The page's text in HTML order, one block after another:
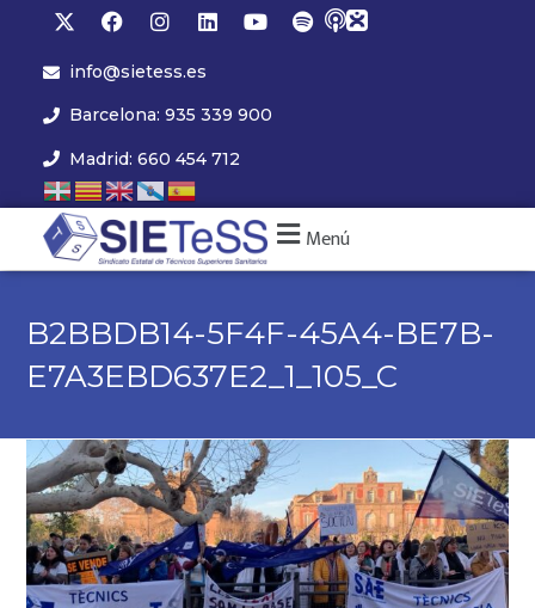
info@sietess.es
Barcelona: 935 339 900
Madrid: 660 454 712
Menú
B2BBDB14-5F4F-45A4-BE7B-
E7A3EBD637E2_1_105_C